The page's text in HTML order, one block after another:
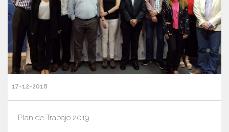
17-12-2018
Plan de Trabajo 2019